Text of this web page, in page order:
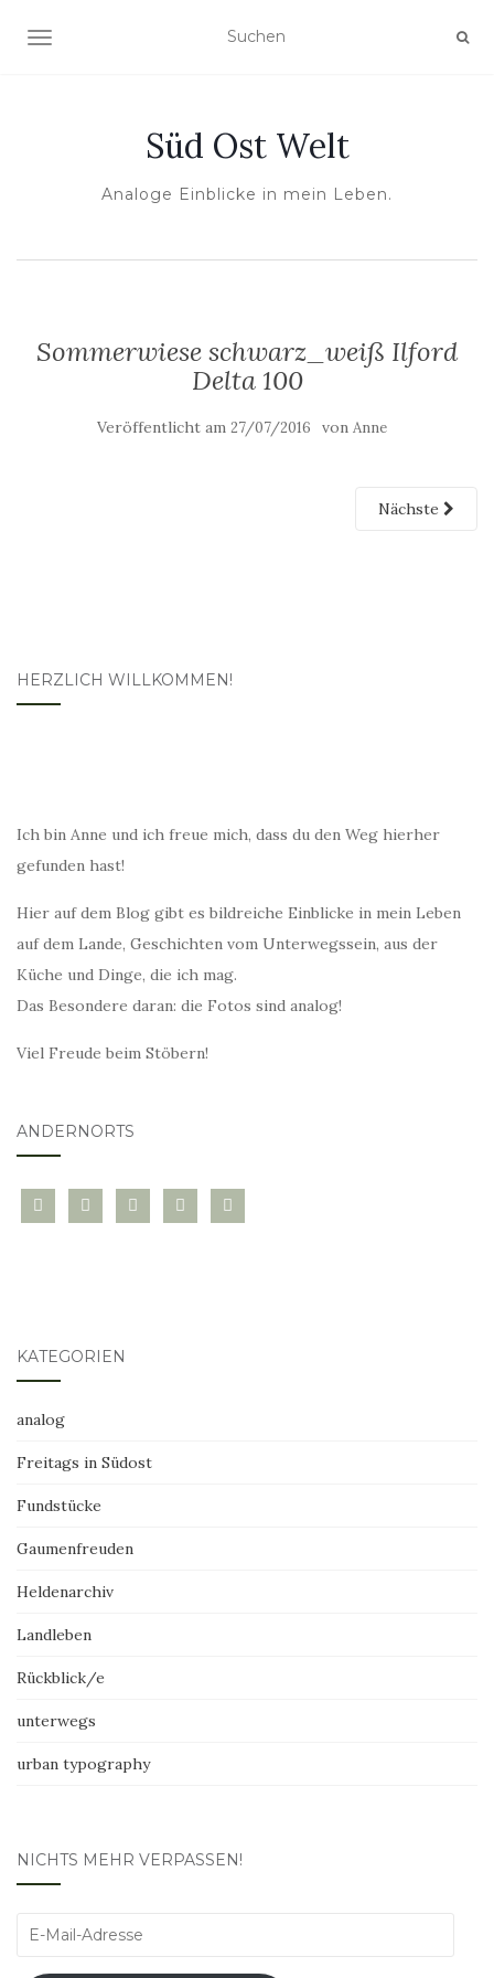
NAVIGATION UMSCHALTEN
Süd Ost Welt
Analoge Einblicke in mein Leben.
Sommerwiese schwarz_weiß Ilford
Delta 100
Veröffentlicht am 27/07/2016 von Anne
Nächste
HERZLICH WILLKOMMEN!
Ich bin Anne und ich freue mich, dass du den Weg hierher
gefunden hast!
Hier auf dem Blog gibt es bildreiche Einblicke in mein Leben
auf dem Lande, Geschichten vom Unterwegssein, aus der
Küche und Dinge, die ich mag.
Das Besondere daran: die Fotos sind analog!
Viel Freude beim Stöbern!
ANDERNORTS
bloglovininstagramtwitter pinterest
mail
KATEGORIEN
analog
Freitags in Südost
Fundstücke
Gaumenfreuden
Heldenarchiv
Landleben
Rückblick/e
unterwegs
urban typography
NICHTS MEHR VERPASSEN!
E-